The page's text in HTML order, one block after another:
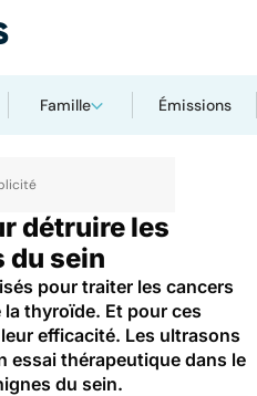
Famille Émissions
détruire les
du sein
pour traiter les cancers
thyroïde. Et pour ces
efficacité. Les ultrasons
thérapeutique dans le
du sein.